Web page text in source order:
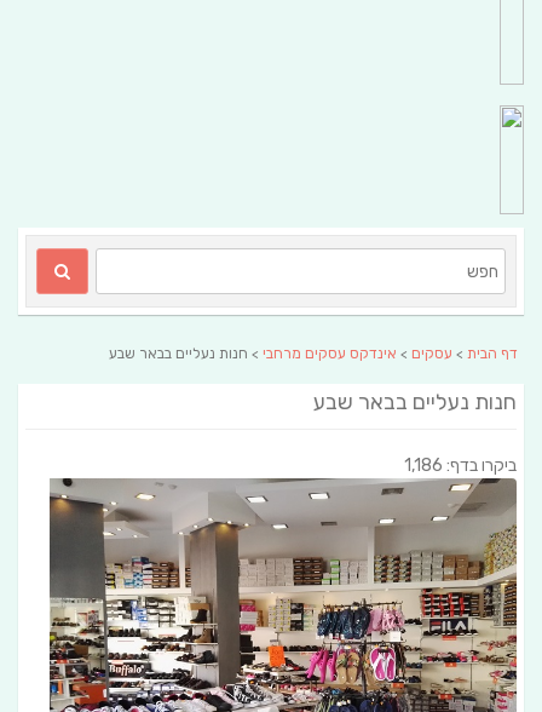
דף הבית > עסקים > אינדקס עסקים מרחבי > חנות נעליים בבאר שבע
חנות נעליים בבאר שבע
ביקרו בדף: 1,186